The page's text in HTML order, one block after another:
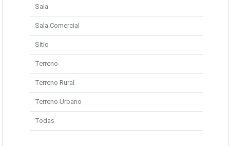
Sala
Sala Comercial
Sítio
Terreno
Terreno Rural
Terreno Urbano
Todas